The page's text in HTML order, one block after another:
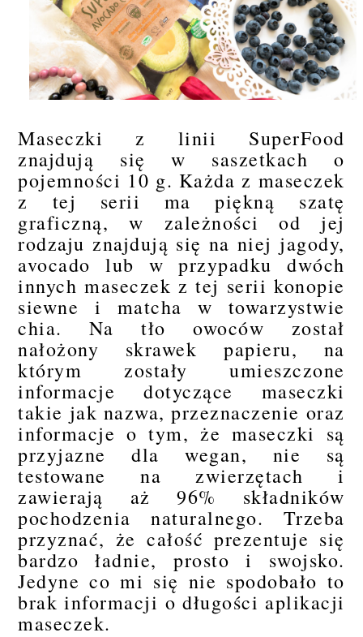
Maseczki z linii SuperFood
znajdują się w saszetkach o
pojemności 10 g. Każda z maseczek
z tej serii ma piękną szatę
graficzną, w zależności od jej
rodzaju znajdują się na niej jagody,
avocado lub w przypadku dwóch
innych maseczek z tej serii konopie
siewne i matcha w towarzystwie
chia. Na tło owoców został
nałożony skrawek papieru, na
którym zostały umieszczone
informacje dotyczące maseczki
takie jak nazwa, przeznaczenie oraz
informacje o tym, że maseczki są
przyjazne dla wegan, nie są
testowane na zwierzętach i
zawierają aż 96% składników
pochodzenia naturalnego. Trzeba
przyznać, że całość prezentuje się
bardzo ładnie, prosto i swojsko.
Jedyne co mi się nie spodobało to
brak informacji o długości aplikacji
maseczek.